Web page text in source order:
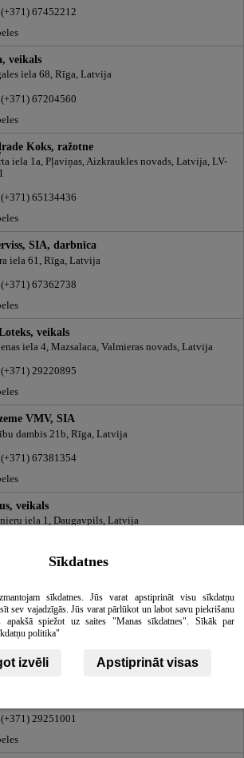
(+371) 67452212
veikals
iela 68, Rīga, Latvija
(+371) 67204560
Koks, ražotne
iela 1a, Pļaviņas, Aizkraukles novads, Latvija, LV-
(+371) 65134436
SIA, darbnīca
iela 61, Rīga, Latvija
(+371) 67362738
veikals
iela 4, Mazsalaca, Valmieras novads, Latvija
(+371) 29220895
VMV, SIA
dambis 21b, Rīga, Latvija
(+371) 67381354
veikals
iela 1, Daugavpils, Latvija
iela 41 6.st., Rīga, Latvija
(+371) 67289848
(+371) 29251001
Sīkdatnes
sīkdatnes. Jūs varat apstiprināt visu sīkdatņu
sev vajadzīgās. Jūs varat pārlūkot un labot savu piekrišanu
apakšā spiežot uz saites "Manas sīkdatnes". Sīkāk par
politika"
izvēli Apstiprināt visas